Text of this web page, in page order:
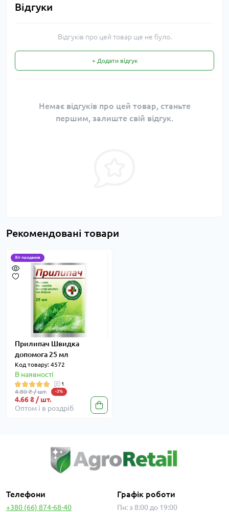
Відгуки
Відгуків про цей товар ще не було.
+ Додати відгук
Немає відгуків про цей товар, станьте
першим, залиште свій відгук.
Рекомендовані товари
Хіт продажів
Прилипач Швидка
допомога 25 мл
Код товару: 4572
В наявності
1
4.80 ₴ / шт. -3%
4.66 ₴ / шт.
Оптом і в роздріб
Телефони
+380 (66) 874-68-40
Графік роботи
Пн: з 8:00 до 19:00